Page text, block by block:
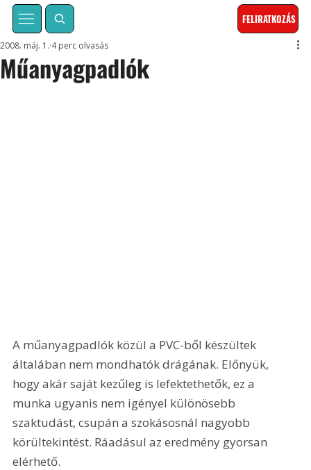
FELIRATKOZÁS
Műanyagpadlók
2008. máj. 1. 4 perc olvasás
A műanyagpadlók közül a PVC-ből készültek
általában nem mondhatók drágának. Előnyük,
hogy akár saját kezűleg is lefektethetők, ez a
munka ugyanis nem igényel különösebb
szaktudást, csupán a szokásosnál nagyobb
körültekintést. Ráadásul az eredmény gyorsan
elérhető.